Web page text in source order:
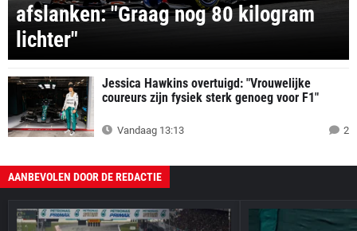
afslanken: "Graag nog 80 kilogram
lichter"
Jessica Hawkins overtuigd: "Vrouwelijke
coureurs zijn fysiek sterk genoeg voor F1"
Vandaag 13:13 2
AANBEVOLEN DOOR DE REDACTIE